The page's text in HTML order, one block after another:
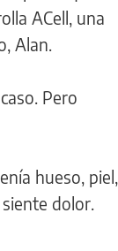
ACell, una
Alan.
Pero
hueso, piel,
dolor.